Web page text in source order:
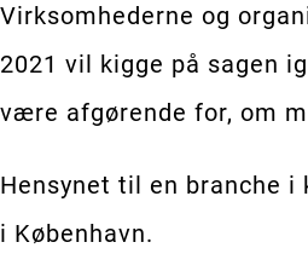
Virksomhederne og
2021 vil kigge på sagen
være afgørende for, om
Hensynet til en branche
i København.